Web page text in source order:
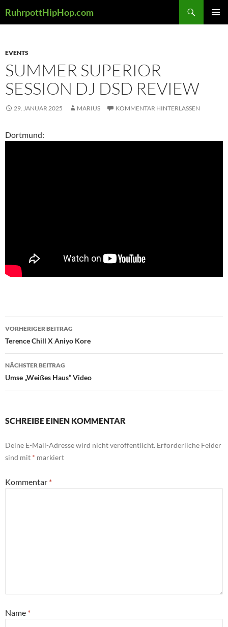
Inhalt
RuhrpottHipHop.com
EVENTS
SUMMER SUPERIOR
SESSION DJ DSD REVIEW
29. JANUAR 2025 MARIUS KOMMENTAR HINTERLASSEN
Dortmund:
Beitragsnavigation
VORHERIGER BEITRAG
Terence Chill X Aniyo Kore
NÄCHSTER BEITRAG
Umse „Weißes Haus“ Video
SCHREIBE EINEN KOMMENTAR
Deine E-Mail-Adresse wird nicht veröffentlicht. Erforderliche Felder
sind mit * markiert
Kommentar *
Name *